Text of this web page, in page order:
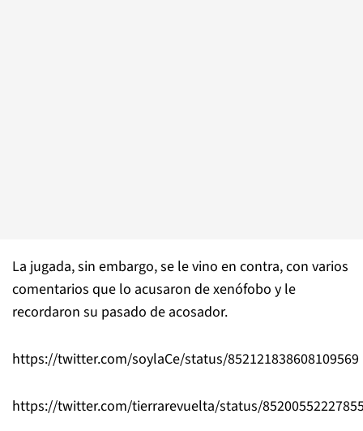
La jugada, sin embargo, se le vino en contra, con varios
comentarios que lo acusaron de xenófobo y le
recordaron su pasado de acosador.
https://twitter.com/soylaCe/status/852121838608109569
https://twitter.com/tierrarevuelta/status/